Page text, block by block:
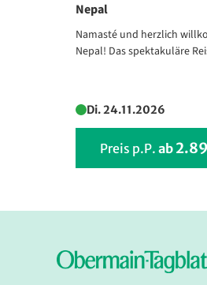
Nepal
Namasté und herzlich
Nepal! Das spektakuläre
Di. 24.11.2026
Preis p.P. ab